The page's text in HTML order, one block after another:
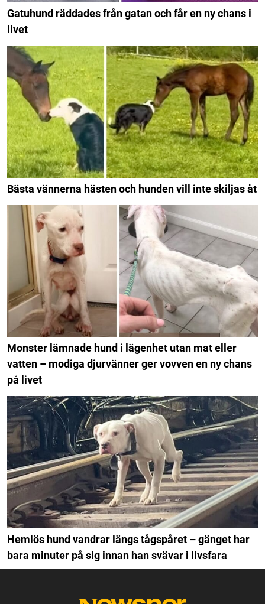
Gatuhund räddades från gatan och får en ny chans i
livet
Bästa vännerna hästen och hunden vill inte skiljas åt
Monster lämnade hund i lägenhet utan mat eller
vatten – modiga djurvänner ger vovven en ny chans
på livet
Hemlös hund vandrar längs tågspåret – gänget har
bara minuter på sig innan han svävar i livsfara